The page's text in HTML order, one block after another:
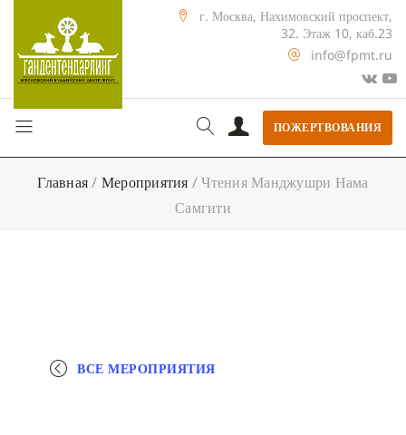
г. Москва, Нахимовский проспект,
32. Этаж 10, каб.23
info@fpmt.ru
ПОЖЕРТВОВАНИЯ
Главная/ Мероприятия /Чтения Манджушри Нама
Самгити
ВСЕ МЕРОПРИЯТИЯ